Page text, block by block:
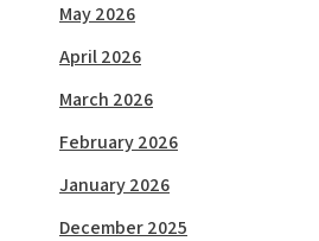
May 2026
April 2026
March 2026
February 2026
January 2026
December 2025